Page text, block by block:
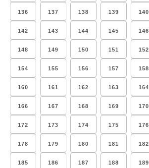
136 137 138 139 140
142 143 144 145 146
148 149 150 151 152
154 155 156 157 158
160 161 162 163 164
166 167 168 169 170
172 173 174 175 176
178 179 180 181 182
185 186 187 188 189